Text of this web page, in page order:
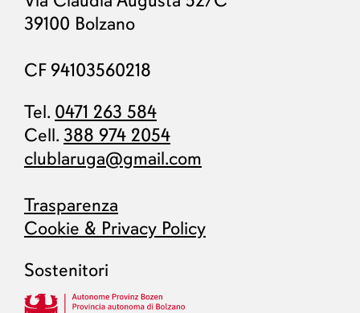
39100 Bolzano
CF 94103560218
Tel. 0471 263 584
Cell. 388 974 2054
clublaruga@gmail.com
Trasparenza
Cookie & Privacy Policy
Sostenitori